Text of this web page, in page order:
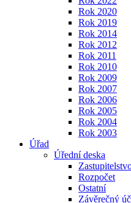
Rok 2020
Rok 2019
Rok 2014
Rok 2012
Rok 2011
Rok 2010
Rok 2009
Rok 2007
Rok 2006
Rok 2005
Rok 2004
Rok 2003
Úřad
Úřední deska
Rozpočet
Ostatní
Závěrečný